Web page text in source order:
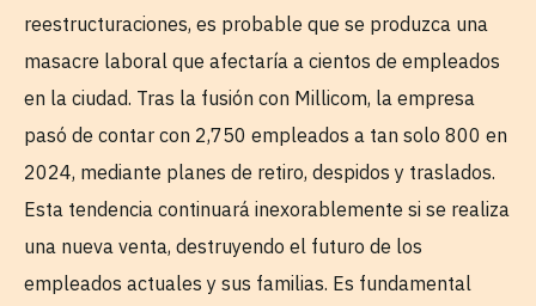
reestructuraciones, es probable que se produzca una
masacre laboral que afectaría a cientos de empleados
en la ciudad. Tras la fusión con Millicom, la empresa
pasó de contar con 2,750 empleados a tan solo 800 en
2024, mediante planes de retiro, despidos y traslados.
Esta tendencia continuará inexorablemente si se realiza
una nueva venta, destruyendo el futuro de los
empleados actuales y sus familias. Es fundamental